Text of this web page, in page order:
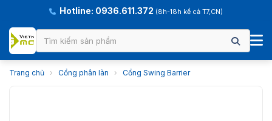
Hotline: 0936.611.372 (8h-18h kể cả T7,CN)
Trang chủ › Cổng phân làn › Cổng Swing Barrier